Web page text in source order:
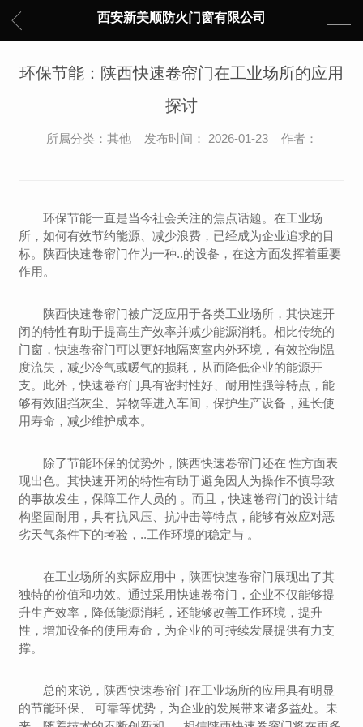
西安新美顺防火门窗有限公司
环保节能：陕西快速卷帘门在工业场所的应用
探讨
所属分类：其他 发布时间： 2026-01-23 作者：
环保节能一直是当今社会关注的焦点话题。在工业场
所，如何有效节约能源、减少浪费，已经成为企业追求的目
标。陕西快速卷帘门作为一种..的设备，在这方面发挥着重要
作用。
陕西快速卷帘门被广泛应用于各类工业场所，其快速开
闭的特性有助于提高生产效率并减少能源消耗。相比传统的
门窗，快速卷帘门可以更好地隔离室内外环境，有效控制温
度流失，减少冷气或暖气的损耗，从而降低企业的能源开
支。此外，快速卷帘门具有密封性好、耐用性强等特点，能
够有效阻挡灰尘、异物等进入车间，保护生产设备，延长使
用寿命，减少维护成本。
除了节能环保的优势外，陕西快速卷帘门还在 性方面表
现出色。其快速开闭的特性有助于避免因人为操作不慎导致
的事故发生，保障工作人员的 。而且，快速卷帘门的设计结
构坚固耐用，具有抗风压、抗冲击等特点，能够有效应对恶
劣天气条件下的考验，..工作环境的稳定与 。
在工业场所的实际应用中，陕西快速卷帘门展现出了其
独特的价值和功效。通过采用快速卷帘门，企业不仅能够提
升生产效率，降低能源消耗，还能够改善工作环境，提升
性，增加设备的使用寿命，为企业的可持续发展提供有力支
撑。
总的来说，陕西快速卷帘门在工业场所的应用具有明显
的节能环保、 可靠等优势，为企业的发展带来诸多益处。未